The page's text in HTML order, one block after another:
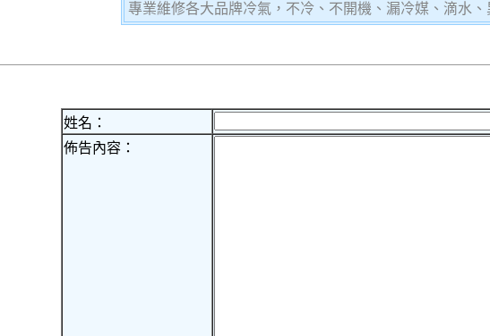
專業維修各大品牌冷氣，不冷、不開機、漏冷媒、滴水
姓名：
佈告內容：